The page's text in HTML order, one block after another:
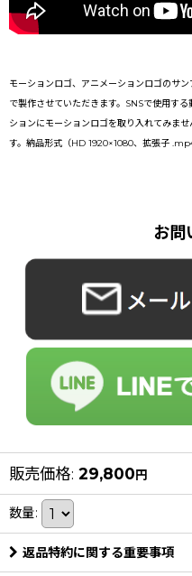
モーションロゴ、アニメーションロゴのサ
で製作させていただきます。SNSで使用す
ションにモーションロゴを取り入れてみま
す。納品形式（HD 1920×1080、拡張子
お問
販売価格: 29,800円
数量:
返品特約に関する重要事項